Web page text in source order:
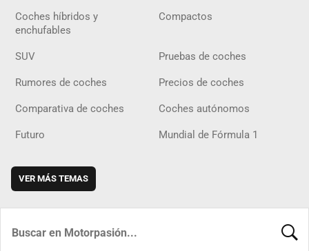
Coches híbridos y
enchufables
Compactos
SUV Pruebas de coches
Rumores de coches Precios de coches
Comparativa de coches Coches autónomos
Futuro Mundial de Fórmula 1
VER MÁS TEMAS